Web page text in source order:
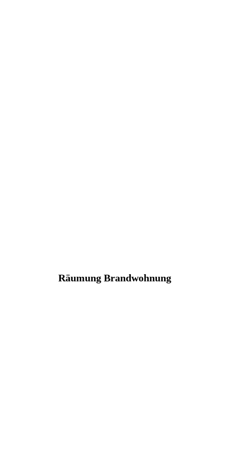
Räumung Brandwohnung